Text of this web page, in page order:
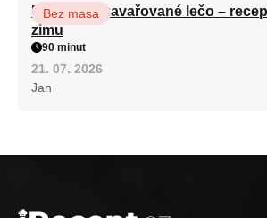
Babiččino zavařované lečo –
zimu
Bez masa
90 minut
21. 07. 2026
Jan